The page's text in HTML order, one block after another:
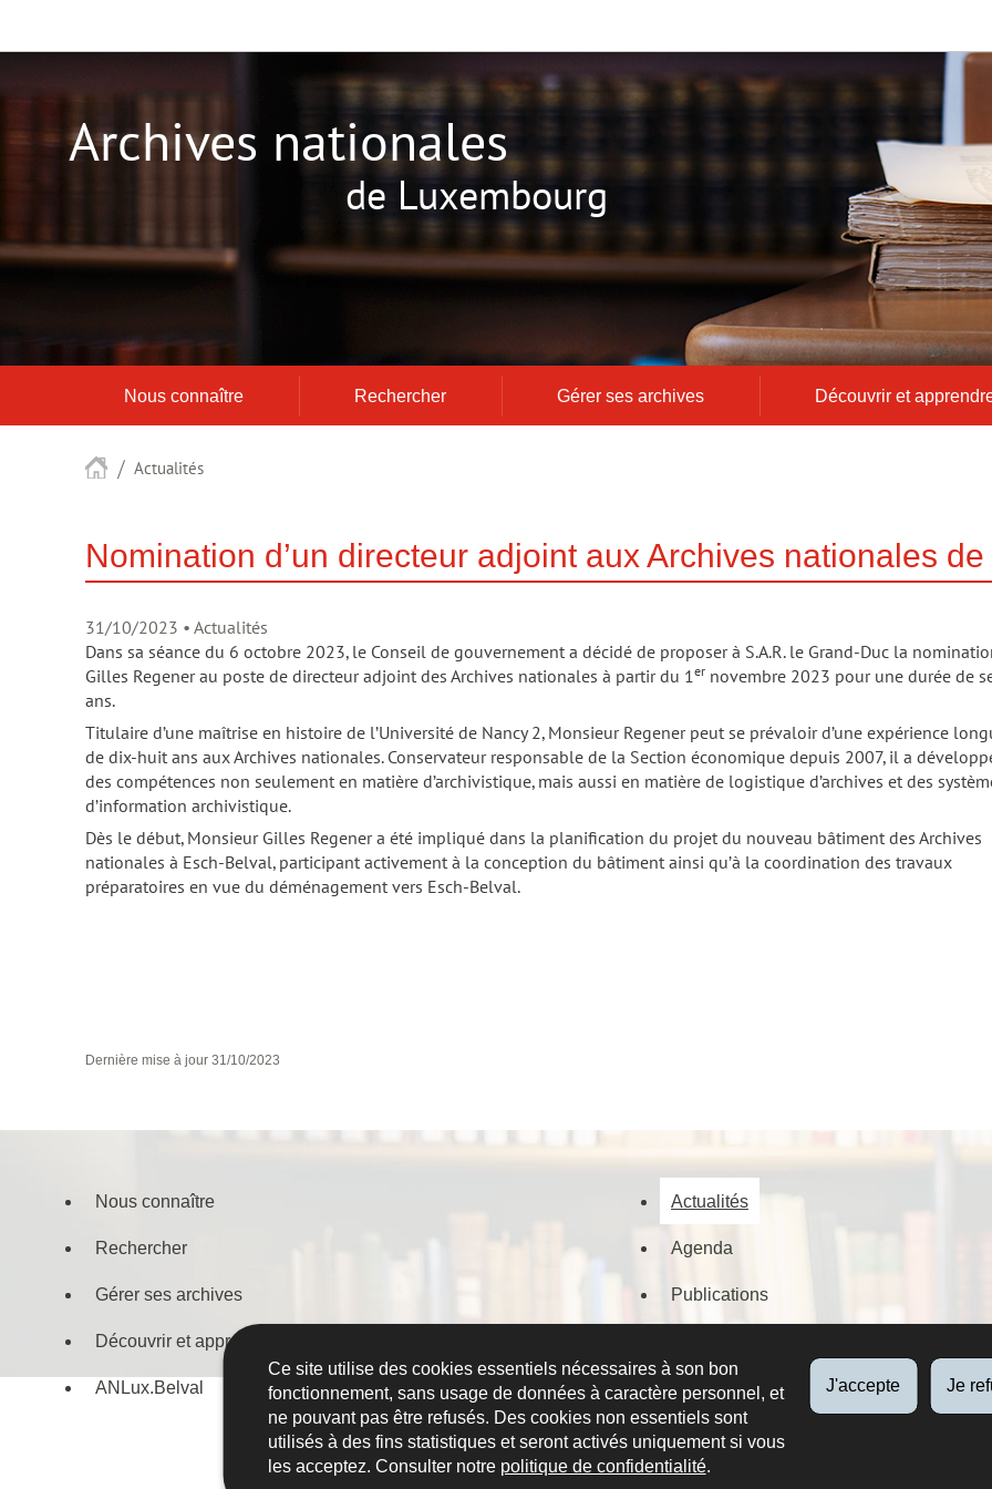
Ce site utilise des cookies essentiels nécessaires à son bon
fonctionnement, sans usage de données à caractère personnel, et
ne pouvant pas être refusés. Des cookies non essentiels sont
utilisés à des fins statistiques et seront activés uniquement si vous
les acceptez. Consulter notre politique de confidentialité.
J'accepte Je
Archives nationales
de Luxembourg
Nous connaître Rechercher Gérer ses archives Découvrir et
Accueil
Actualités
Nomination d’un directeur adjoint aux Archives nationales
31/10/2023 • Actualités
Dans sa séance du 6 octobre 2023, le Conseil de gouvernement a décidé de proposer à S.A.R. le Grand-Duc la
Gilles Regener au poste de directeur adjoint des Archives nationales à partir du 1er novembre 2023 pour une durée de
ans.
Titulaire d’une maîtrise en histoire de l’Université de Nancy 2, Monsieur Regener peut se prévaloir d’une expérience
de dix-huit ans aux Archives nationales. Conservateur responsable de la Section économique depuis 2007, il a
des compétences non seulement en matière d’archivistique, mais aussi en matière de logistique d’archives et des
d’information archivistique.
Dès le début, Monsieur Gilles Regener a été impliqué dans la planification du projet du nouveau bâtiment des Archives
nationales à Esch-Belval, participant activement à la conception du bâtiment ainsi qu’à la coordination des travaux
préparatoires en vue du déménagement vers Esch-Belval.
Dernière mise à jour 31/10/2023
de
navigation
Nous connaître
Rechercher
Gérer ses archives
Découvrir et apprendre
ANLux.Belval
Actualités
Agenda
Publications